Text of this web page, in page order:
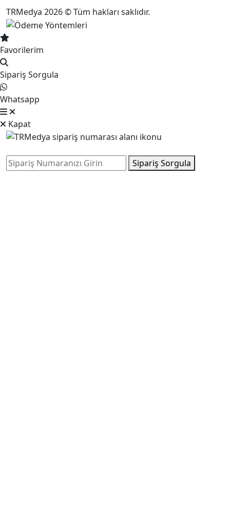
TRMedya 2026 © Tüm hakları saklıdır.
Favorilerim
Sipariş Sorgula
Whatsapp
Kapat
Sipariş Sorgula